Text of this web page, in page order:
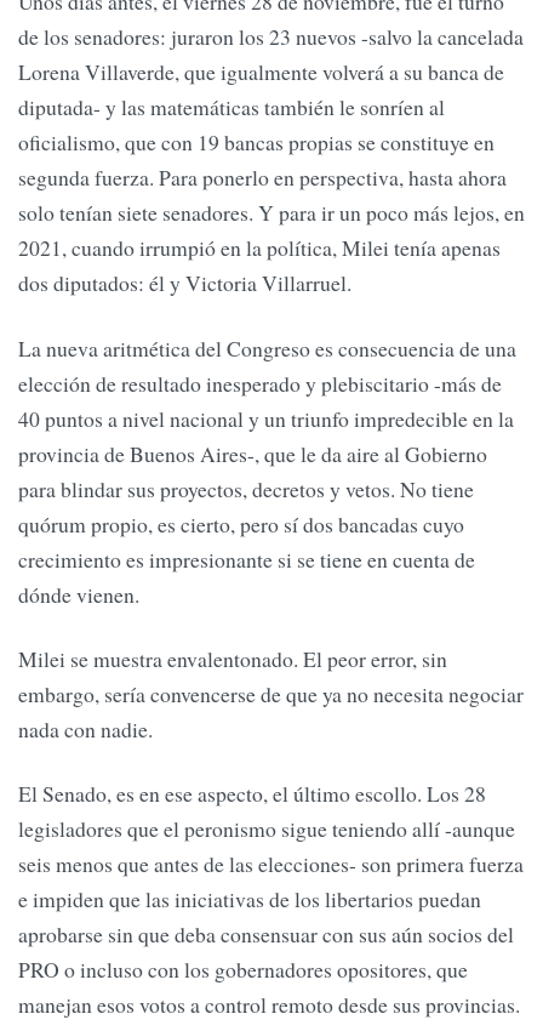
de los senadores: juraron los 23 nuevos -salvo la cancelada
Lorena Villaverde, que igualmente volverá a su banca de
diputada- y las matemáticas también le sonríen al
oficialismo, que con 19 bancas propias se constituye en
segunda fuerza. Para ponerlo en perspectiva, hasta ahora
solo tenían siete senadores. Y para ir un poco más lejos, en
2021, cuando irrumpió en la política, Milei tenía apenas
dos diputados: él y Victoria Villarruel.
La nueva aritmética del Congreso es consecuencia de una
elección de resultado inesperado y plebiscitario -más de
40 puntos a nivel nacional y un triunfo impredecible en la
provincia de Buenos Aires-, que le da aire al Gobierno
para blindar sus proyectos, decretos y vetos. No tiene
quórum propio, es cierto, pero sí dos bancadas cuyo
crecimiento es impresionante si se tiene en cuenta de
dónde vienen.
Milei se muestra envalentonado. El peor error, sin
embargo, sería convencerse de que ya no necesita negociar
nada con nadie.
El Senado, es en ese aspecto, el último escollo. Los 28
legisladores que el peronismo sigue teniendo allí -aunque
seis menos que antes de las elecciones- son primera fuerza
e impiden que las iniciativas de los libertarios puedan
aprobarse sin que deba consensuar con sus aún socios del
PRO o incluso con los gobernadores opositores, que
manejan esos votos a control remoto desde sus provincias.